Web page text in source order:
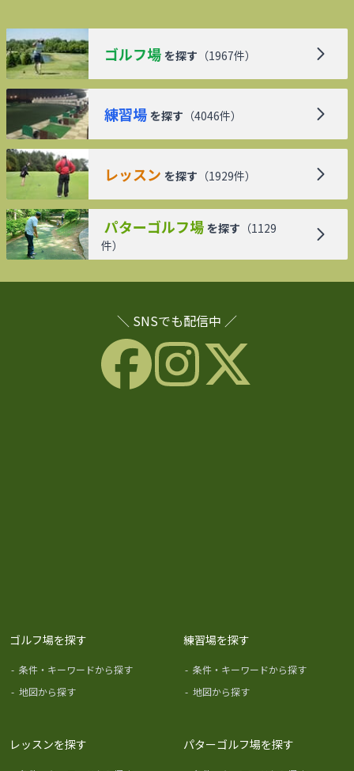
ゴルフ場 を探す （1967件）
練習場 を探す （4046件）
レッスン を探す （1929件）
パターゴルフ場 を探す （1129
件）
＼ SNSでも配信中 ／
ゴルフ場を探す
- 条件・キーワードから探す
- 地図から探す
練習場を探す
- 条件・キーワードから探す
- 地図から探す
レッスンを探す パターゴルフ場を探す